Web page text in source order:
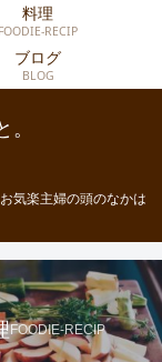
気楽主婦の頭のなかは
料理
FOODIE-RECIP
ブログ
BLOG
FOODIE-RECIP